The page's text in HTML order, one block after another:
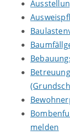
melden